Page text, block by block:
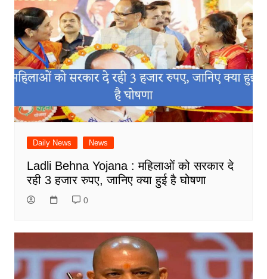
Daily News News
Ladli Behna Yojana : महिलाओं को सरकार दे
रही 3 हजार रुपए, जानिए क्या हुई है घोषणा
0